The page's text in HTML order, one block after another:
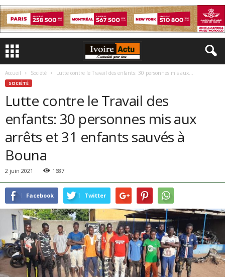
Accueil Société Lutte contre le Travail des enfants: 30 personnes mis aux...
SOCIÉTÉ
Lutte contre le Travail des
enfants: 30 personnes mis aux
arrêts et 31 enfants sauvés à
Bouna
2 juin 2021 1687
Facebook Twitter